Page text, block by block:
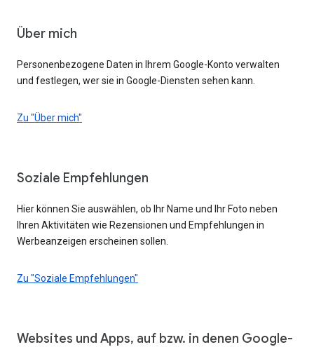
Über mich
Personenbezogene Daten in Ihrem Google-Konto verwalten
und festlegen, wer sie in Google-Diensten sehen kann.
Zu "Über mich"
Soziale Empfehlungen
Hier können Sie auswählen, ob Ihr Name und Ihr Foto neben
Ihren Aktivitäten wie Rezensionen und Empfehlungen in
Werbeanzeigen erscheinen sollen.
Zu "Soziale Empfehlungen"
Websites und Apps, auf bzw. in denen Google-